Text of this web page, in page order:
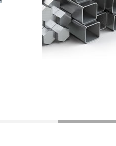
Lap inox
Giá tốt -